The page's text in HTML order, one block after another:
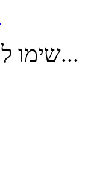
שימו לב, יש ללחוץ על...